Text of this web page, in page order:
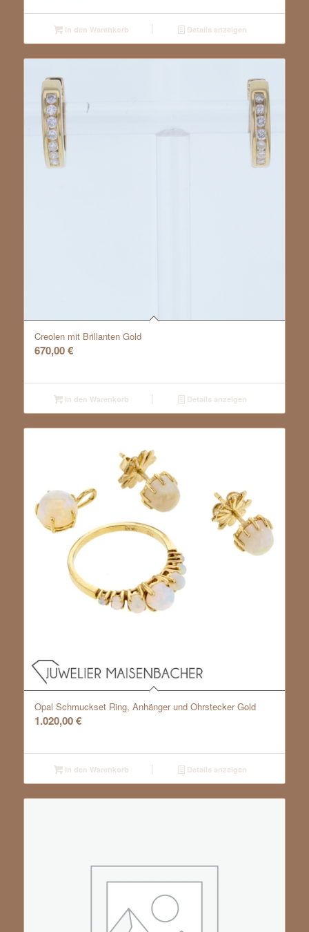
In den Warenkorb Details anzeigen
Creolen mit Brillanten Gold
670,00€
In den Warenkorb Details anzeigen
Opal Schmuckset Ring, Anhänger und Ohrstecker Gold
1.020,00€
In den Warenkorb Details anzeigen